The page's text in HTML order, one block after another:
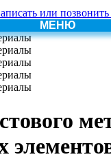
МЕНЮ
или